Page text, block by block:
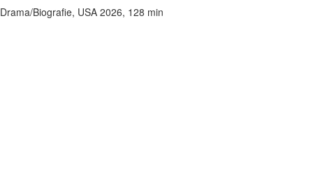
Drama/Biografie, USA 2026, 128 min